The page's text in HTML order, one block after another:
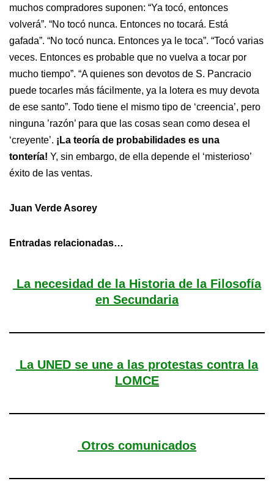
muchos compradores suponen: “Ya tocó, entonces
volverá”. “No tocó nunca. Entonces no tocará. Está
gafada”. “No tocó nunca. Entonces ya le toca”. “Tocó varias
veces. Entonces es probable que no vuelva a tocar por
mucho tiempo”. “A quienes son devotos de S. Pancracio
puede tocarles más fácilmente, ya la lotera es muy devota
de ese santo”. Todo tiene el mismo tipo de ‘creencia’, pero
ninguna ’razón’ para que las cosas sean como desea el
‘creyente’. ¡La teoría de probabilidades es una
tontería! Y, sin embargo, de ella depende el ‘misterioso’
éxito de las ventas.
Juan Verde Asorey
Entradas relacionadas…
La necesidad de la Historia de la Filosofía
en Secundaria
La UNED se une a las protestas contra la
LOMCE
Otros comunicados